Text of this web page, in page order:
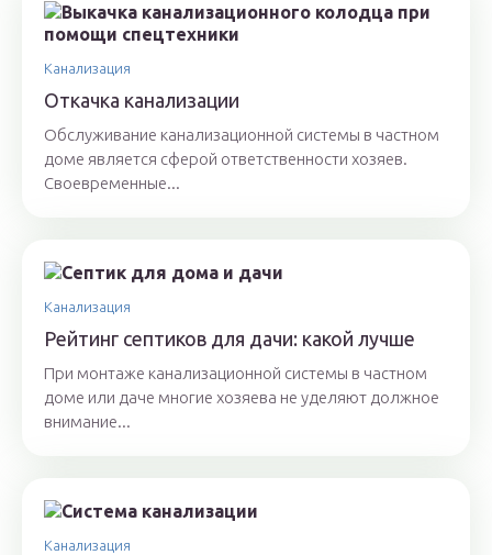
Канализация
Откачка канализации
Обслуживание канализационной системы в частном
доме является сферой ответственности хозяев.
Своевременные...
Канализация
Рейтинг септиков для дачи: какой лучше
При монтаже канализационной системы в частном
доме или даче многие хозяева не уделяют должное
внимание...
Канализация